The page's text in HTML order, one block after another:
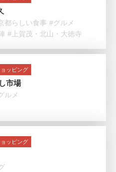
都らしい食事 #グルメ
#上賀茂・北山・大徳寺
ッピング
市場
ルメ
ッピング